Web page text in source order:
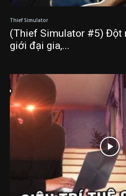
Thief Simulator
(Thief Simulator #5) Đột
giới đại gia,...